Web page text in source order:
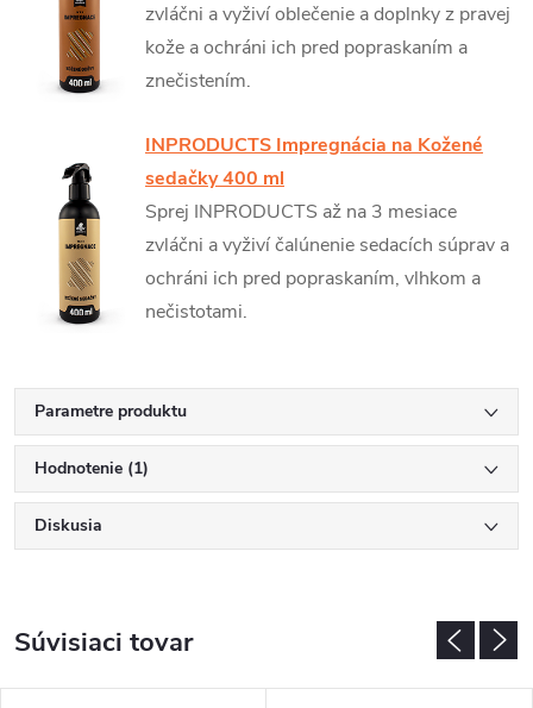
zvláčni a vyživí oblečenie a doplnky z pravej
kože a ochráni ich pred popraskaním a
znečistením.
INPRODUCTS Impregnácia na Kožené
sedačky 400 ml
Sprej INPRODUCTS až na 3 mesiace
zvláčni a vyživí čalúnenie sedacích súprav a
ochráni ich pred popraskaním, vlhkom a
nečistotami.
Parametre produktu
Hodnotenie (1)
Diskusia
Súvisiaci tovar